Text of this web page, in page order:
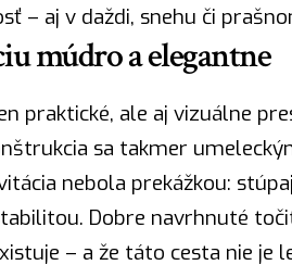
– aj v daždi, snehu či
múdro a elegantne
praktické, ale aj vizuálne
sa takmer
nebola prekážkou:
Dobre navrhnuté
– a že táto cesta nie je